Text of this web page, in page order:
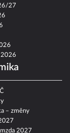
27
– změny
2027